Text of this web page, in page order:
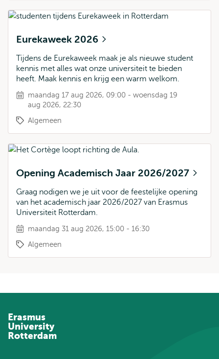
Eurekaweek 2026
Tijdens de Eurekaweek maak je als nieuwe student
kennis met alles wat onze universiteit te bieden
heeft. Maak kennis en krijg een warm welkom.
maandag 17 aug 2026, 09:00 - woensdag 19
aug 2026, 22:30
Algemeen
Opening Academisch Jaar 2026/2027
Graag nodigen we je uit voor de feestelijke opening
van het academisch jaar 2026/2027 van Erasmus
Universiteit Rotterdam.
maandag 31 aug 2026, 15:00 - 16:30
Algemeen
Erasmus
University
Rotterdam